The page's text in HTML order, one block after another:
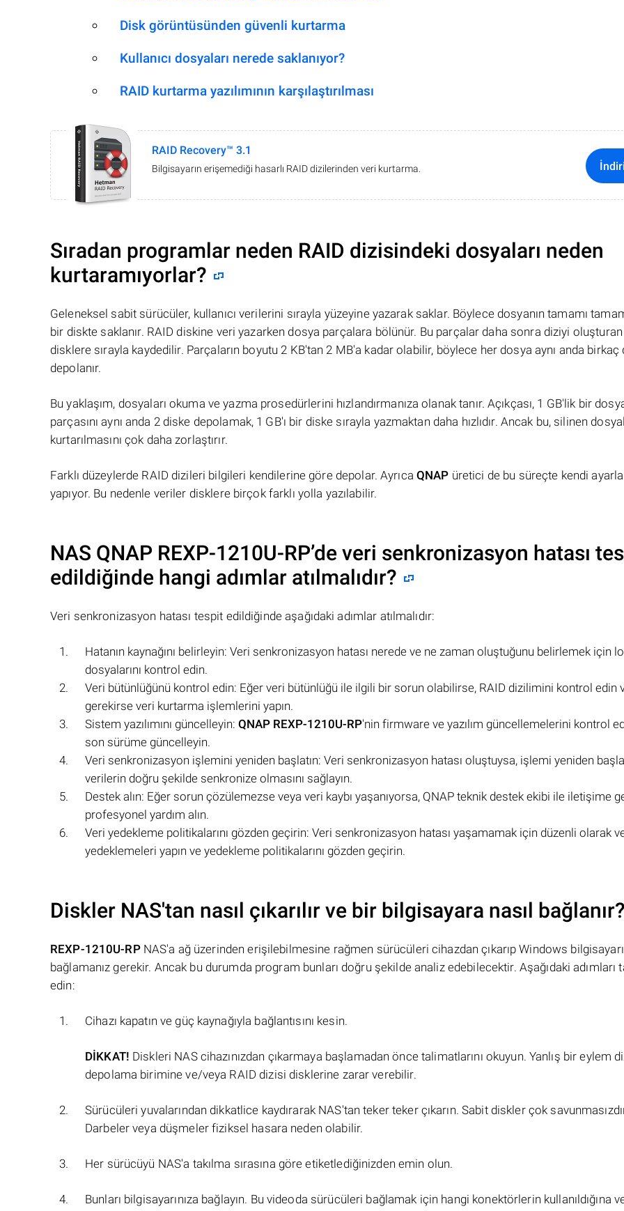
Disk görüntüsünden güvenli kurtarma
Kullanıcı dosyaları nerede saklanıyor?
RAID kurtarma yazılımının karşılaştırılması
RAID Recovery™ 3.1
Bilgisayarın erişemediği hasarlı RAID dizilerinden veri kurtarma.
Sıradan programlar neden RAID dizisindeki dosyaları neden
kurtaramıyorlar?
Geleneksel sabit sürücüler, kullanıcı verilerini sırayla yüzeyine yazarak saklar. Böylece dosyanın tamamı
bir diskte saklanır. RAID diskine veri yazarken dosya parçalara bölünür. Bu parçalar daha sonra diziyi
disklere sırayla kaydedilir. Parçaların boyutu 2 KB'tan 2 MB'a kadar olabilir, böylece her dosya aynı anda birkaç
depolanır.
Bu yaklaşım, dosyaları okuma ve yazma prosedürlerini hızlandırmanıza olanak tanır. Açıkçası, 1 GB'lik bir
parçasını aynı anda 2 diske depolamak, 1 GB'ı bir diske sırayla yazmaktan daha hızlıdır. Ancak bu, silinen
kurtarılmasını çok daha zorlaştırır.
Farklı düzeylerde RAID dizileri bilgileri kendilerine göre depolar. Ayrıca QNAP üretici de bu süreçte kendi
yapıyor. Bu nedenle veriler disklere birçok farklı yolla yazılabilir.
NAS QNAP REXP-1210U-RP’de veri senkronizasyon hatası
edildiğinde hangi adımlar atılmalıdır?
Veri senkronizasyon hatası tespit edildiğinde aşağıdaki adımlar atılmalıdır:
Hatanın kaynağını belirleyin: Veri senkronizasyon hatası nerede ve ne zaman oluştuğunu belirlemek için
dosyalarını kontrol edin.
Veri bütünlüğünü kontrol edin: Eğer veri bütünlüğü ile ilgili bir sorun olabilirse, RAID dizilimini kontrol edin
gerekirse veri kurtarma işlemlerini yapın.
Sistem yazılımını güncelleyin: QNAP REXP-1210U-RP'nin firmware ve yazılım güncellemelerini kontrol
son sürüme güncelleyin.
Veri senkronizasyon işlemini yeniden başlatın: Veri senkronizasyon hatası oluştuysa, işlemi yeniden
verilerin doğru şekilde senkronize olmasını sağlayın.
Destek alın: Eğer sorun çözülemezse veya veri kaybı yaşanıyorsa, QNAP teknik destek ekibi ile iletişime
profesyonel yardım alın.
Veri yedekleme politikalarını gözden geçirin: Veri senkronizasyon hatası yaşamamak için düzenli olarak
yedeklemeleri yapın ve yedekleme politikalarını gözden geçirin.
Diskler NAS'tan nasıl çıkarılır ve bir bilgisayara nasıl
REXP-1210U-RPNAS'a ağ üzerinden erişilebilmesine rağmen sürücüleri cihazdan çıkarıp Windows
bağlamanız gerekir. Ancak bu durumda program bunları doğru şekilde analiz edebilecektir. Aşağıdaki adımları
edin:
Cihazı kapatın ve güç kaynağıyla bağlantısını kesin.
DİKKAT! Diskleri NAS cihazınızdan çıkarmaya başlamadan önce talimatlarını okuyun. Yanlış bir eylem
depolama birimine ve/veya RAID dizisi disklerine zarar verebilir.
Sürücüleri yuvalarından dikkatlice kaydırarak NAS'tan teker teker çıkarın. Sabit diskler çok
Darbeler veya düşmeler fiziksel hasara neden olabilir.
Her sürücüyü NAS'a takılma sırasına göre etiketlediğinizden emin olun.
Bunları bilgisayarınıza bağlayın. Bu videoda sürücüleri bağlamak için hangi konektörlerin kullanıldığına